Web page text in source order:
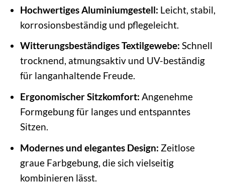
Hochwertiges Aluminiumgestell: Leicht, stabil,
korrosionsbeständig und pflegeleicht.
Witterungsbeständiges Textilgewebe: Schnell
trocknend, atmungsaktiv und UV-beständig
für langanhaltende Freude.
Ergonomischer Sitzkomfort: Angenehme
Formgebung für langes und entspanntes
Sitzen.
Modernes und elegantes Design: Zeitlose
graue Farbgebung, die sich vielseitig
kombinieren lässt.